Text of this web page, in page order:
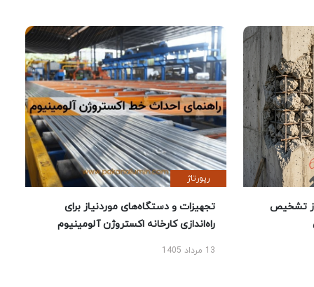
تشخیص
رپورتاژ
تجهیزات و دستگاه‌های موردنیاز برای
راه‌اندازی کارخانه اکستروژن آلومینیوم
13 مرداد 1405